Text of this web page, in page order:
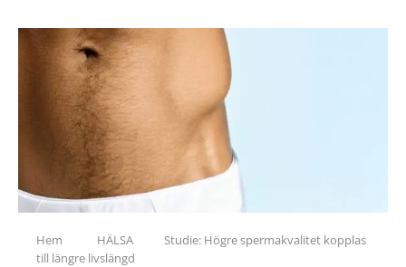
Hem HÄLSA
Studie: Högre spermakvalitet kopplas
till längre livslängd